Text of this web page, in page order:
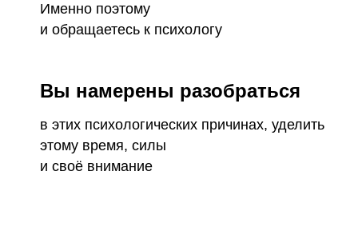
Именно поэтому
и обращаетесь к психологу
Вы намерены разобраться
в этих психологических причинах, уделить
этому время, силы
и своё внимание